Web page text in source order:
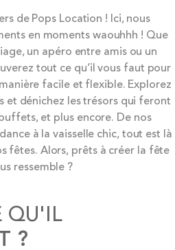
de Pops Location ! Ici, nous
en moments waouhhh ! Que
un apéro entre amis ou un
tout ce qu’il vous faut pour
facile et flexible. Explorez
dénichez les trésors qui feront
et plus encore. De nos
à la vaisselle chic, tout est là
fêtes. Alors, prêts à créer la fête
ressemble ?
QU'IL
?